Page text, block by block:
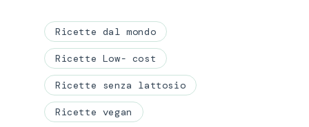
Ricette dal mondo
Ricette Low- cost
Ricette senza lattosio
Ricette vegan